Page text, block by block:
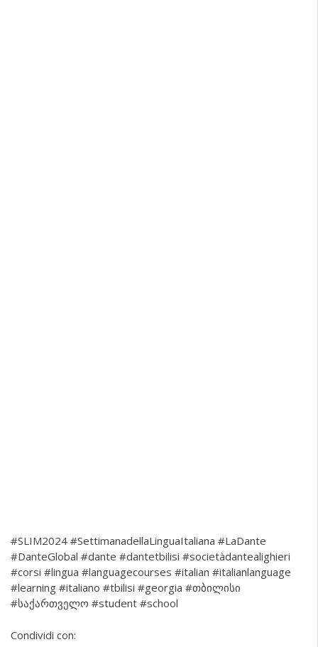
#SLIM2024 #SettimanadellaLinguaItaliana #LaDante
#DanteGlobal #dante #dantetbilisi #societàdantealighieri
#corsi #lingua #languagecourses #italian #italianlanguage
#learning #italiano #tbilisi #georgia #თბილისი
#საქართველო #student #school
Condividi con: